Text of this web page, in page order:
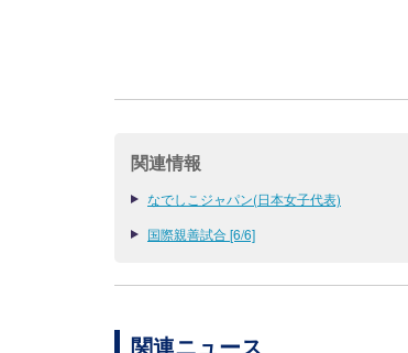
関連情報
なでしこジャパン(日本女子代表)
国際親善試合 [6/6]
関連ニュース